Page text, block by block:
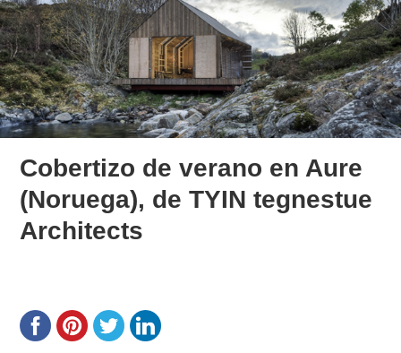
Cobertizo de verano en Aure
(Noruega), de TYIN tegnestue
Architects